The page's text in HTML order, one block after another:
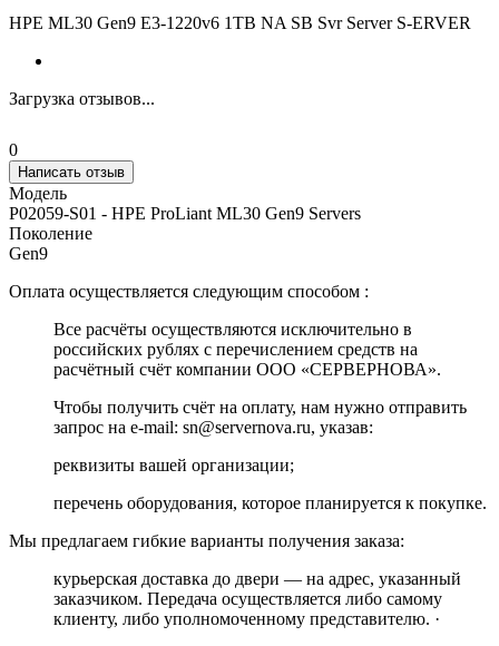
HPE ML30 Gen9 E3-1220v6 1TB NA SB Svr Server S-ERVER
Загрузка отзывов...
0
Написать отзыв
Модель
P02059-S01 - HPE ProLiant ML30 Gen9 Servers
Поколение
Gen9
Оплата осуществляется следующим способом :
Все расчёты осуществляются исключительно в
российских рублях с перечислением средств на
расчётный счёт компании ООО «СЕРВЕРНОВА».
Чтобы получить счёт на оплату, нам нужно отправить
запрос на e-mail: sn@servernova.ru, указав:
реквизиты вашей организации;
перечень оборудования, которое планируется к покупке.
Мы предлагаем гибкие варианты получения заказа:
курьерская доставка до двери — на адрес, указанный
заказчиком. Передача осуществляется либо самому
клиенту, либо уполномоченному представителю. ·